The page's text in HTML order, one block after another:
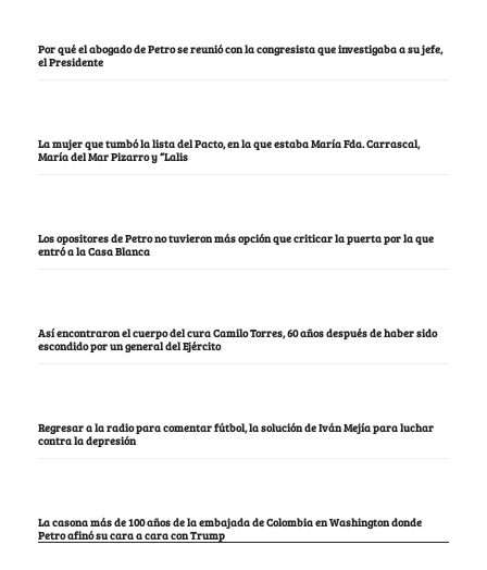
Por qué el abogado de Petro se reunió con la congresista que investigaba a su jefe,
el Presidente
La mujer que tumbó la lista del Pacto, en la que estaba María Fda. Carrascal,
María del Mar Pizarro y “Lalis
Los opositores de Petro no tuvieron más opción que criticar la puerta por la que
entró a la Casa Blanca
Así encontraron el cuerpo del cura Camilo Torres, 60 años después de haber sido
escondido por un general del Ejército
Regresar a la radio para comentar fútbol, la solución de Iván Mejía para luchar
contra la depresión
La casona más de 100 años de la embajada de Colombia en Washington donde
Petro afinó su cara a cara con Trump